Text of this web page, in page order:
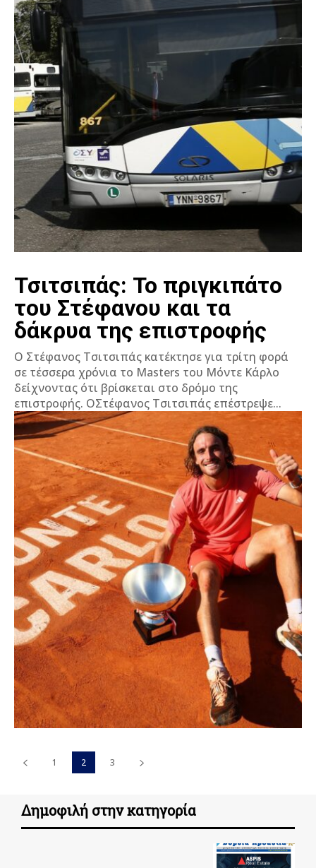
Τσιτσιπάς: Το πριγκιπάτο
του Στέφανου και τα
δάκρυα της επιστροφής
Ο Στέφανος Τσιτσιπάς κατέκτησε για τρίτη φορά
σε τέσσερα χρόνια το Masters του Μόντε Κάρλο
δείχνοντας ότι βρίσκεται στο δρόμο της
επιστροφής. ΟΣτέφανος Τσιτσιπάς επέστρεψε...
1 2 3
Δημοφιλή στην κατηγορία